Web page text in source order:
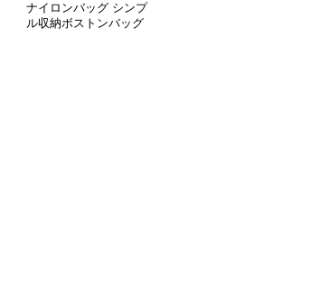
ナイロンバッグ シンプ
ル収納ボストンバッグ